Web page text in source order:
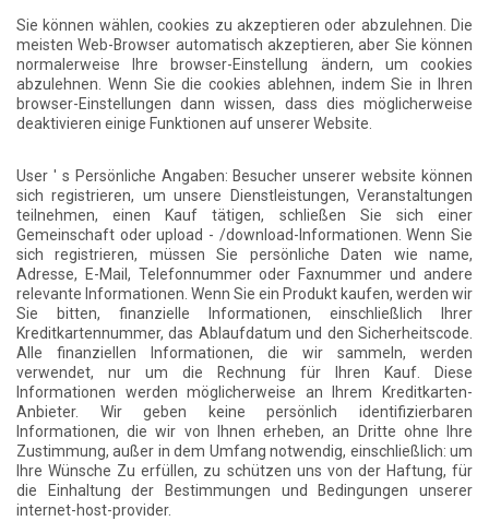
Sie können wählen, cookies zu akzeptieren oder abzulehnen. Die
meisten Web-Browser automatisch akzeptieren, aber Sie können
normalerweise Ihre browser-Einstellung ändern, um cookies
abzulehnen. Wenn Sie die cookies ablehnen, indem Sie in Ihren
browser-Einstellungen dann wissen, dass dies möglicherweise
deaktivieren einige Funktionen auf unserer Website.
User ' s Persönliche Angaben: Besucher unserer website können
sich registrieren, um unsere Dienstleistungen, Veranstaltungen
teilnehmen, einen Kauf tätigen, schließen Sie sich einer
Gemeinschaft oder upload - /download-Informationen. Wenn Sie
sich registrieren, müssen Sie persönliche Daten wie name,
Adresse, E-Mail, Telefonnummer oder Faxnummer und andere
relevante Informationen. Wenn Sie ein Produkt kaufen, werden wir
Sie bitten, finanzielle Informationen, einschließlich Ihrer
Kreditkartennummer, das Ablaufdatum und den Sicherheitscode.
Alle finanziellen Informationen, die wir sammeln, werden
verwendet, nur um die Rechnung für Ihren Kauf. Diese
Informationen werden möglicherweise an Ihrem Kreditkarten-
Anbieter. Wir geben keine persönlich identifizierbaren
Informationen, die wir von Ihnen erheben, an Dritte ohne Ihre
Zustimmung, außer in dem Umfang notwendig, einschließlich: um
Ihre Wünsche Zu erfüllen, zu schützen uns von der Haftung, für
die Einhaltung der Bestimmungen und Bedingungen unserer
internet-host-provider.